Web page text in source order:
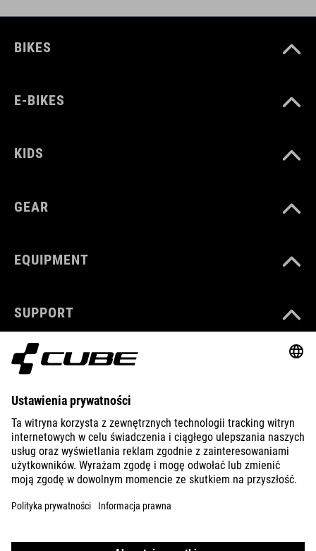
BIKES
E-BIKES
KIDS
GEAR
EQUIPMENT
SUPPORT
ABOUT US
EXPLORE